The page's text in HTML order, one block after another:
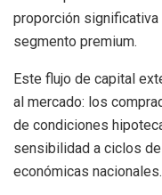
proporción
segmento premium.
Este flujo de capital
al mercado: los
de condiciones
sensibilidad a ciclos
económicas nacionales.